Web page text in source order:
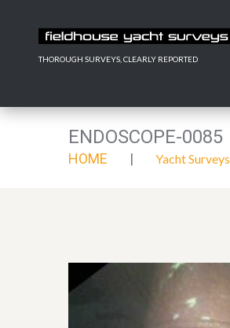
THOROUGH SURVEYS, CLEARLY REPORTED
ENDOSCOPE-0085
HOME Yacht Surveys